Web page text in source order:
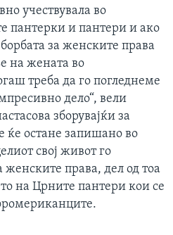
учествувала во
пантерки и пантери и ако
за женските права
на жената во
треба да го погледнеме
дело“, вели
зборувајќи за
ќе остане запишано во
свој живот го
женските права, дел од тоа
на Црните пантери кои се